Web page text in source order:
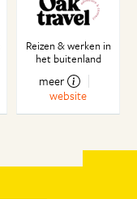
Reizen & werken in
het buitenland
meer
website